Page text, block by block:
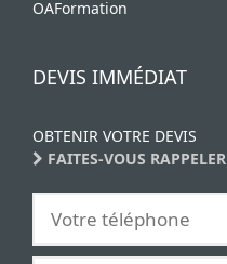
OAFormation
DEVIS IMMÉDIAT
OBTENIR VOTRE DEVIS
FAITES-VOUS RAPPELER